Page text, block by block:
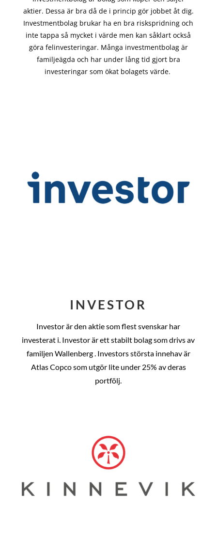
aktier. Dessa är bra då de i princip görjobbet åt dig.
Investmentbolag brukar ha en bra riskspridning och
inte tappa så mycket i värde men kan såklart också
göra felinvesteringar. Många investmentbolag är
familjeägda och har under lång tid gjort bra
investeringar som ökat bolagets värde.
INVESTOR
Investor är den aktie som flest svenskar har
investerat i. Investor är ett stabilt bolag som drivs av
familjen Wallenberg . Investors största innehav är
Atlas Copco som utgör lite under 25% av deras
portfölj.